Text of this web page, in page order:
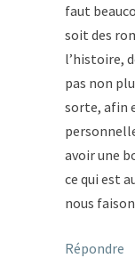
faut
soit des
l’histoire,
pas non
sorte, afin
avoir une
ce qui est
nous
Répondre